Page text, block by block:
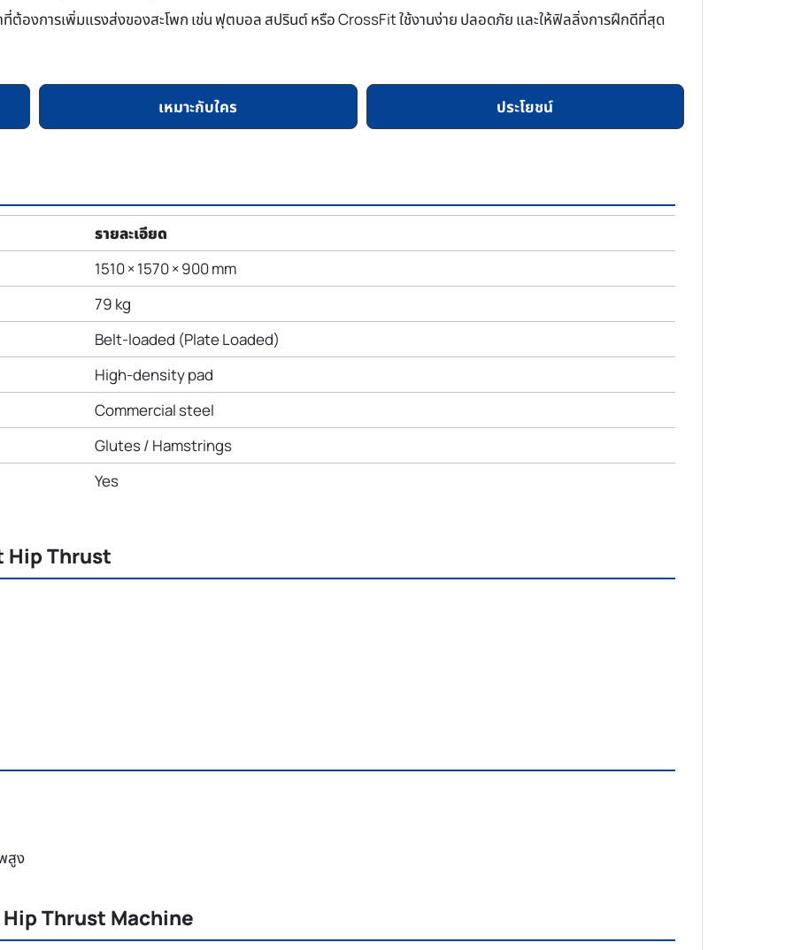
องการเพิ่มแรงส่งของสะโพก เช่น ฟุตบอล สปรินต์ หรือ CrossFit ใช้งานง่าย ปลอดภัย และให้ฟิลลิ่งการฝึกดีที่สุด
เหมาะกับใคร ประโยชน์
รายละเอียด
1510 × 1570 × 900 mm
79 kg
Belt-loaded (Plate Loaded)
High-density pad
Commercial steel
Glutes / Hamstrings
Yes
Hip Thrust
สูง
Hip Thrust Machine